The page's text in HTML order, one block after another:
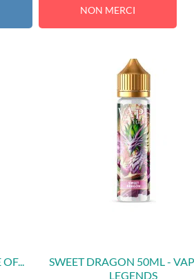
NON MERCI
SWEET DRAGON 50ML -
LEGENDS